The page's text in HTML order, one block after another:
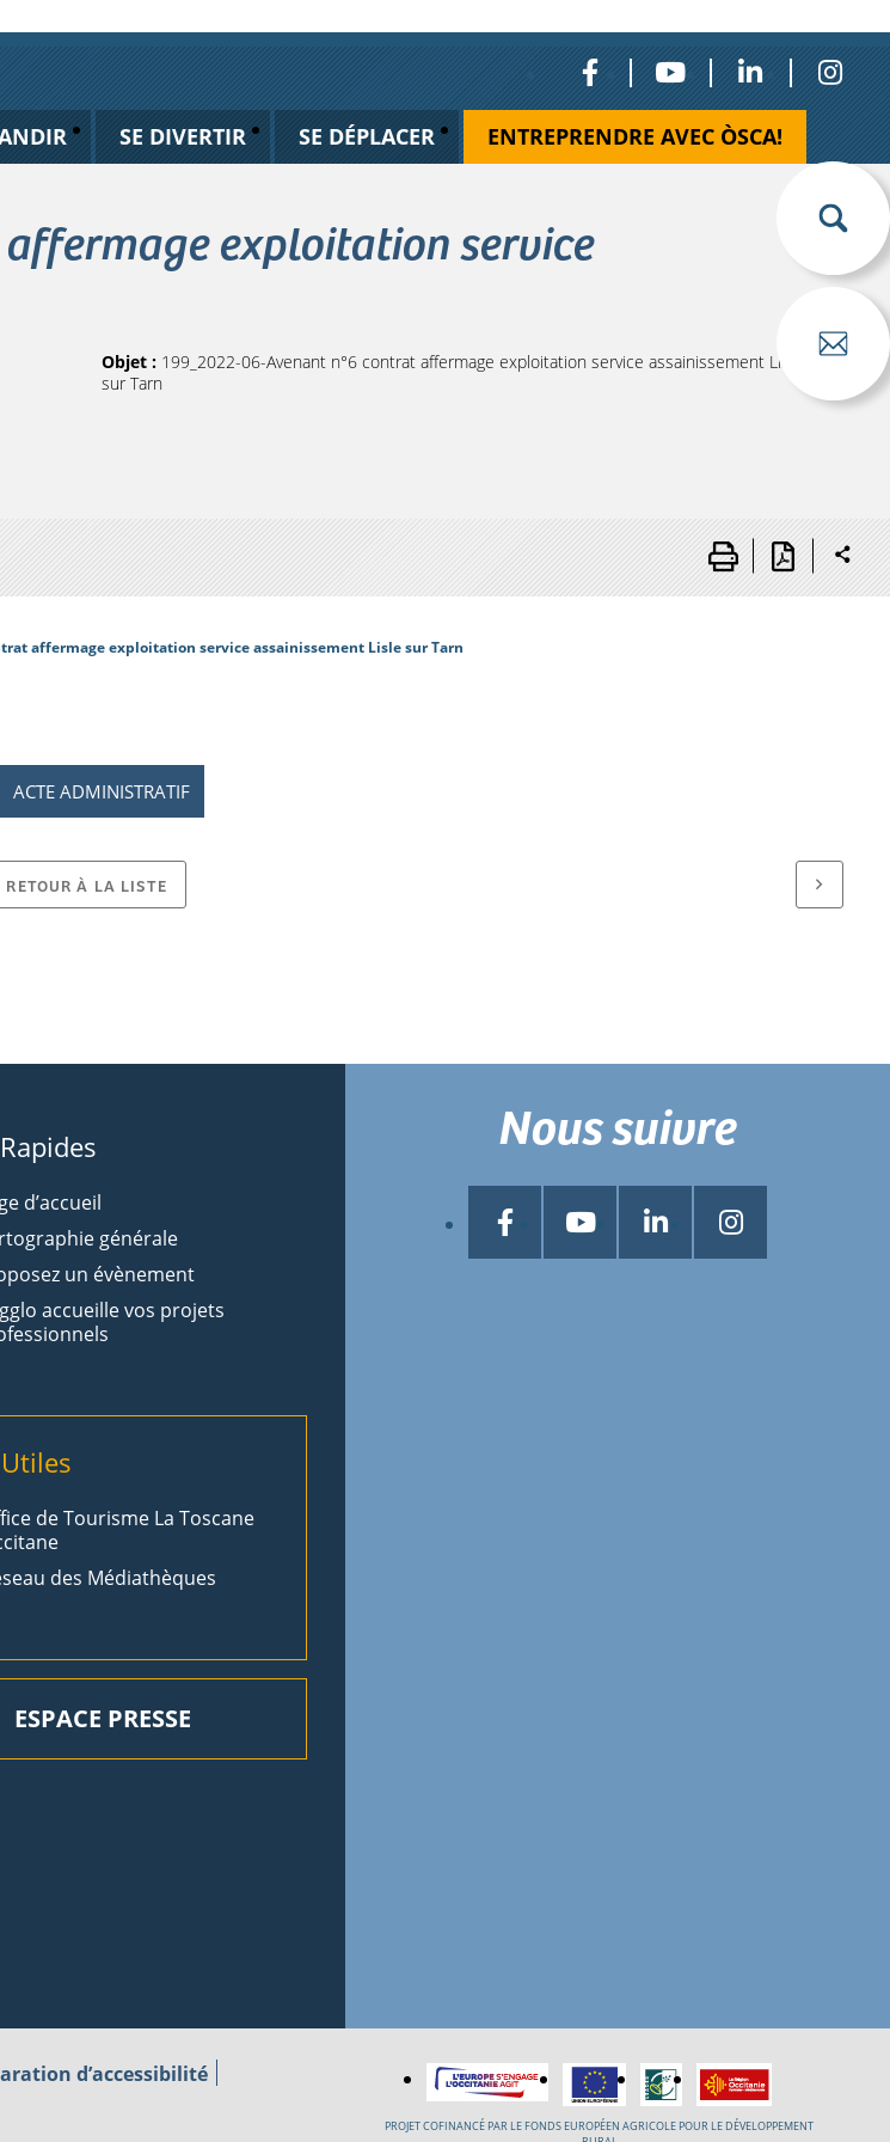
SE DIVERTIR SE DÉPLACER ENTREPRENDRE AVEC ÒSCA!
exploitation service
Objet : 199_2022-06-Avenant n°6 contrat affermage exploitation service assainissement Lisle
sur Tarn
affermage exploitation service assainissement Lisle sur Tarn
ACTE ADMINISTRATIF
RETOUR À LA LISTE
d’accueil
générale
un évènement
accueille vos projets
de Tourisme La Toscane
des Médiathèques
ESPACE PRESSE
Nous suivre
d’accessibilité
PROJET COFINANCÉ PAR LE FONDS EUROPÉEN AGRICOLE POUR LE DÉVELOPPEMENT